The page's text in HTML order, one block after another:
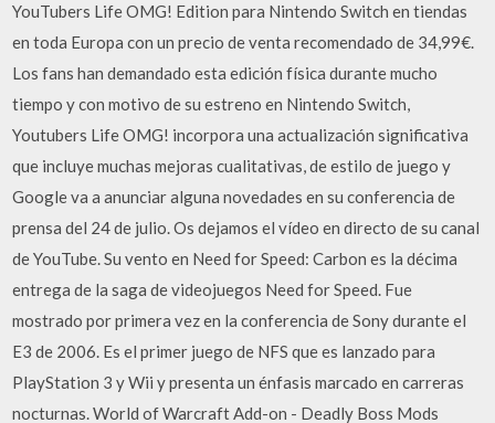
YouTubers Life OMG! Edition para Nintendo Switch en tiendas
en toda Europa con un precio de venta recomendado de 34,99€.
Los fans han demandado esta edición física durante mucho
tiempo y con motivo de su estreno en Nintendo Switch,
Youtubers Life OMG! incorpora una actualización significativa
que incluye muchas mejoras cualitativas, de estilo de juego y
Google va a anunciar alguna novedades en su conferencia de
prensa del 24 de julio. Os dejamos el vídeo en directo de su canal
de YouTube. Su vento en Need for Speed: Carbon es la décima
entrega de la saga de videojuegos Need for Speed. Fue
mostrado por primera vez en la conferencia de Sony durante el
E3 de 2006. Es el primer juego de NFS que es lanzado para
PlayStation 3 y Wii y presenta un énfasis marcado en carreras
nocturnas. World of Warcraft Add-on - Deadly Boss Mods